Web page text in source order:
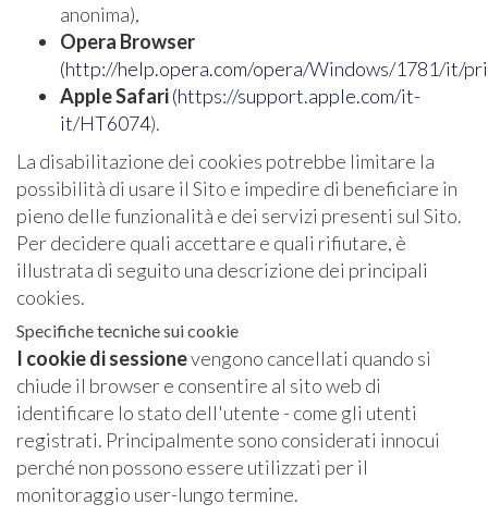
anonima),
Opera Browser
(http://help.opera.com/opera/Windows/1781/it/
Apple Safari(https://support.apple.com/it-
it/HT6074).
La disabilitazione dei cookies potrebbe limitare la
possibilità di usare il Sito e impedire di beneficiare in
pieno delle funzionalità e dei servizi presenti sul Sito.
Per decidere quali accettare e quali rifiutare, è
illustrata di seguito una descrizione dei principali
cookies.
Specifiche tecniche sui cookie
I cookie di sessionevengono cancellati quando si
chiude il browser e consentire al sito web di
identificare lo stato dell'utente - come gli utenti
registrati. Principalmente sono considerati innocui
perché non possono essere utilizzati per il
monitoraggio user-lungo termine.